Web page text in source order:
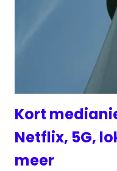
Kort
Netflix, 5G,
meer